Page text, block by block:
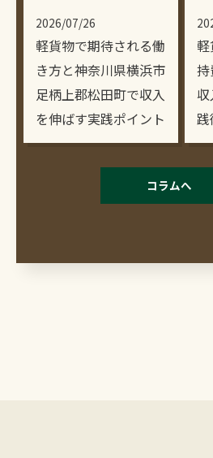
2026/07/26
軽貨物で期待される働
き方と神奈川県横浜市
足柄上郡松田町で収入
を伸ばす実践ポイント
践
コラムへ